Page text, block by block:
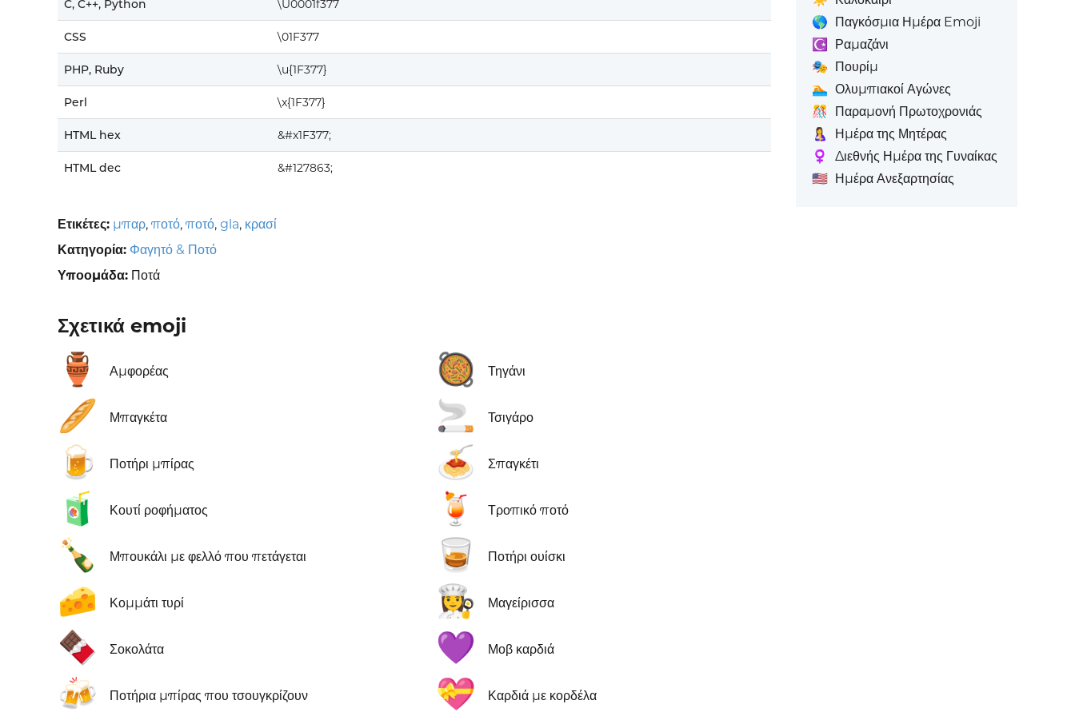
C, C++, Python \U0001f377
CSS \01F377
PHP, Ruby \u{1F377}
Perl \x{1F377}
HTML hex &#x1F377;
HTML dec &#127863;
Ετικέτες: μπαρ, ποτό, ποτό, gla, κρασί
Κατηγορία: Φαγητό & Ποτό
Υποομάδα: Ποτά
Σχετικά emoji
🏺 Αμφορέας
🥖 Μπαγκέτα
🍺 Ποτήρι μπίρας
🧃 Κουτί ροφήματος
🍾 Μπουκάλι με φελλό που πετάγεται
🧀 Κομμάτι τυρί
🍫 Σοκολάτα
🍻 Ποτήρια μπίρας που τσουγκρίζουν
🥘 Τηγάνι
🚬 Τσιγάρο
🍝 Σπαγκέτι
🍹 Τροπικό ποτό
🥃 Ποτήρι ουίσκι
👩‍🍳 Μαγείρισσα
💜 Μοβ καρδιά
💝 Καρδιά με κορδέλα
🌎 Παγκόσμια Ημέρα Emoji
☪️
Ραμαζάνι
🎭 Πουρίμ
🏊 Ολυμπιακοί Αγώνες
🎊
Παραμονή Πρωτοχρονιάς
🤱
Ημέρα της Μητέρας
♀️
Διεθνής Ημέρα της Γυναίκας
🇺🇸 Ημέρα Ανεξαρτησίας